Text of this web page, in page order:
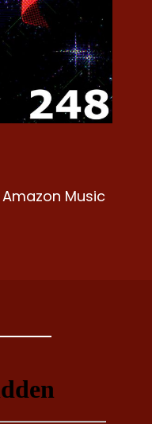
Amazon Music